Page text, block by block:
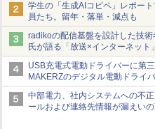
学生の「生成AIコピペ」レポー
員たち。留年・落単・減点も
radikoの配信基盤を設計した技
氏が語る「放送×インターネッ
USB充電式電動ドライバーに第
MAKERZのデジタル電動ドライ
2000L」を、ベッセル、パナソ
てみた 【テレワークグッズ・ミ
165回】
中部電力、社内システムへの不
ールおよび連絡先情報が漏えい